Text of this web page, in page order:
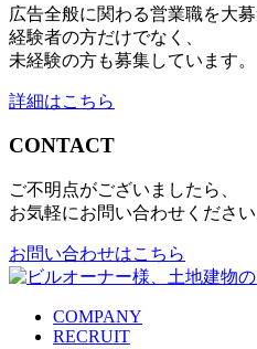
広告全般に関わる営業職を大募
経験者の方だけでなく、
未経験の方も募集しています。
詳細はこちら
CONTACT
ご不明点がございましたら、
お気軽にお問い合わせください
お問い合わせはこちら
COMPANY
RECRUIT